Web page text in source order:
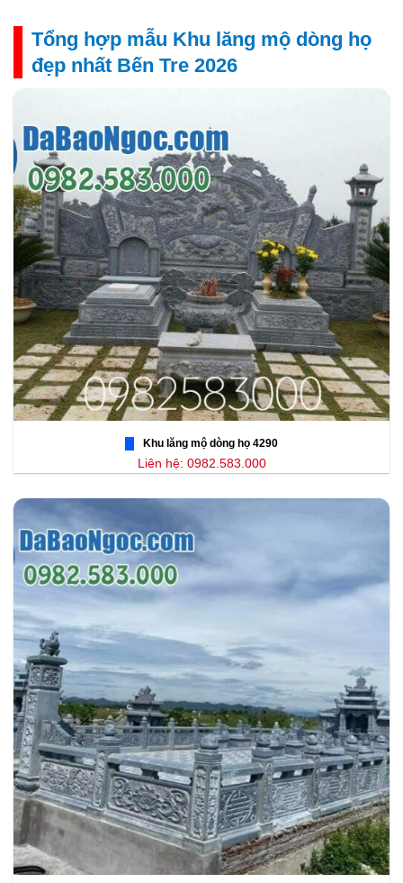
Tổng hợp mẫu Khu lăng mộ dòng họ
đẹp nhất Bến Tre 2026
Khu lăng mộ dòng họ 4290
Liên hệ: 0982.583.000